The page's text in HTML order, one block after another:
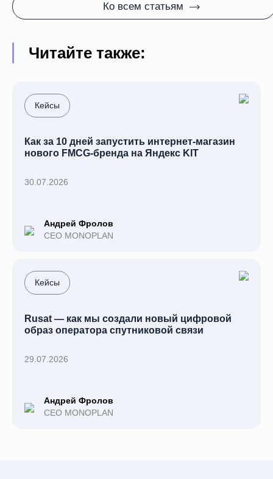
Ко всем статьям
Читайте также:
Кейсы
Как за 10 дней запустить интернет-магазин
нового FMCG-бренда на Яндекс KIT
30.07.2026
Андрей Фролов
CEO MONOPLAN
Кейсы
Rusat — как мы создали новый цифровой
образ оператора спутниковой связи
29.07.2026
Андрей Фролов
CEO MONOPLAN